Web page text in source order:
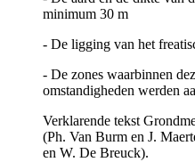
minimum 30 m
- De ligging van het
- De zones waarbinnen
omstandigheden werden
Verklarende tekst
(Ph. Van Burm en J.
en W. De Breuck).